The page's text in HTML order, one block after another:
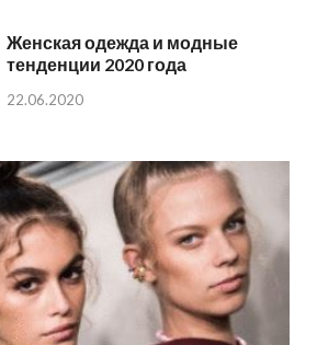
Женская одежда и модные
тенденции 2020 года
22.06.2020